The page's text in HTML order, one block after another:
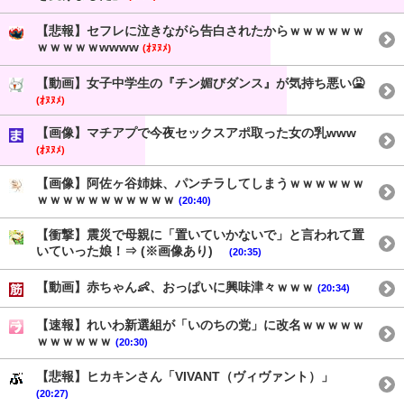
【悲報】セフレに泣きながら告白されたからｗｗｗｗｗｗ
ｗｗｗｗｗwwww (ｵﾇﾇﾒ)
【動画】女子中学生の『チン媚びダンス』が気持ち悪い🤮
(ｵﾇﾇﾒ)
【画像】マチアプで今夜セックスアポ取った女の乳www
(ｵﾇﾇﾒ)
【画像】阿佐ヶ谷姉妹、パンチラしてしまうｗｗｗｗｗｗ
ｗｗｗｗｗｗｗｗｗｗｗ (20:40)
【衝撃】震災で母親に「置いていかないで」と言われて置
いていった娘！⇒ (※画像あり)
(20:35)
【動画】赤ちゃん👶、おっぱいに興味津々ｗｗｗ (20:34)
【速報】れいわ新選組が「いのちの党」に改名ｗｗｗｗｗ
ｗｗｗｗｗｗ (20:30)
【悲報】ヒカキンさん「VIVANT（ヴィヴァント）」
(20:27)